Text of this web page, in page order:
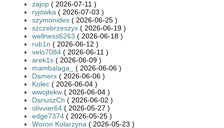
zajop ( 2026-07-11 )
ryjówka ( 2026-07-03 )
szymonides ( 2026-06-25 )
szczebrzeszyx ( 2026-06-19 )
wellness6263 ( 2026-06-18 )
rub1n ( 2026-06-12 )
velo7084 ( 2026-06-11 )
arek1s ( 2026-06-09 )
mambalaga_
( 2026-06-06 )
Damerx ( 2026-06-06 )
Kolec ( 2026-06-04 )
wwojtekw ( 2026-06-04 )
DariuszCh ( 2026-06-02 )
olivvier64 ( 2026-05-27 )
edge7374 ( 2026-05-25 )
Woron Kolarzyna ( 2026-05-23 )